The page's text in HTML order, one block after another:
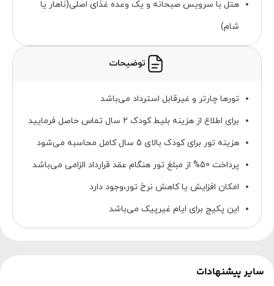
هتل با سرویس صبحانه و یک وعده غذای اصلی(ناهار یا
شام)
توضیحات
تورها چارتر و غیرقابل استرداد می‌باشد
برای اطلاع از هزینه بلیط کودک 2 سال تماس حاصل فرمایید
هزینه تور برای کودک بالای 5 سال کامل محاسبه می‌شود
پرداخت 50% از مبلغ تور هنگام عقد قرارداد الزامی می‌باشد
امکان افزایش یا کاهش نرخ تور،وجود دارد
این پکیج برای ایام غیرپیک می‌باشد
سایر پیشنهادات